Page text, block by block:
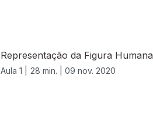
Representação da Figura Humana
Aula 1 | 28 min. | 09 nov. 2020